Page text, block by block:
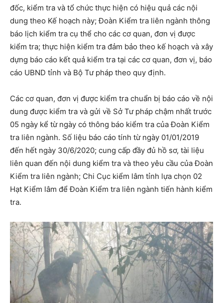
đốc, kiểm tra và tổ chức thực hiện có hiệu quả các nội
dung theo Kế hoạch này; Đoàn Kiểm tra liên ngành thông
báo lịch kiểm tra cụ thể cho các cơ quan, đơn vị được
kiểm tra; thực hiện kiểm tra đảm bảo theo kế hoạch và xây
dựng báo cáo kết quả kiểm tra tại các cơ quan, đơn vị, báo
cáo UBND tỉnh và Bộ Tư pháp theo quy định.
Các cơ quan, đơn vị được kiểm tra chuẩn bị báo cáo về nội
dung được kiểm tra và gửi về Sở Tư pháp chậm nhất trước
05 ngày kể từ ngày có thông báo kiểm tra của Đoàn Kiểm
tra liên ngành. Số liệu báo cáo tính từ ngày 01/01/2019
đến hết ngày 30/6/2020; cung cấp đầy đủ hồ sơ, tài liệu
liên quan đến nội dung kiểm tra và theo yêu cầu của Đoàn
Kiểm tra liên ngành; Chi Cục kiểm lâm tỉnh lựa chọn 02
Hạt Kiểm lâm để Đoàn Kiểm tra liên ngành tiến hành kiểm
tra.